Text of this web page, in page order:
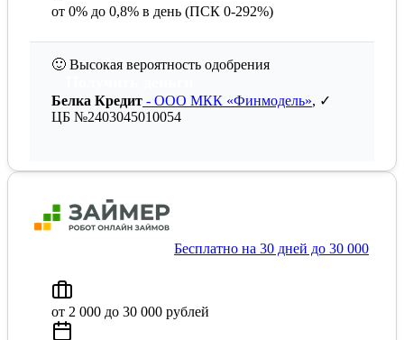
от 0% до 0,8% в день (ПСК 0-292%)
🙂 Высокая вероятность одобрения
Белка Кредит - ООО МКК «Финмодель», ✓
ЦБ №2403045010054
Бесплатно на 30 дней до 30 000
от 2 000 до 30 000 рублей